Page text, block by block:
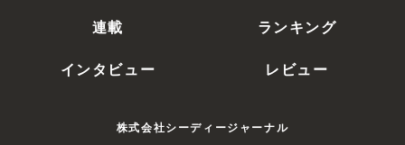
連載
ランキング
インタビュー
レビュー
株式会社シーディージャーナル